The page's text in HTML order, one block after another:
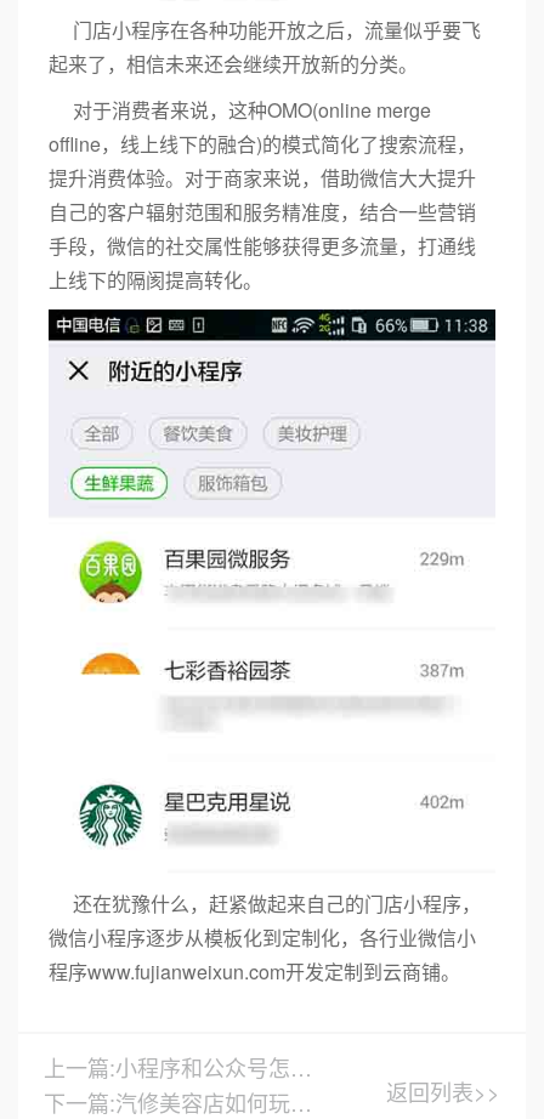
门店小程序在各种功能开放之后，流量似乎要飞
起来了，相信未来还会继续开放新的分类。
对于消费者来说，这种OMO(online merge
offline，线上线下的融合)的模式简化了搜索流程，
提升消费体验。对于商家来说，借助微信大大提升
自己的客户辐射范围和服务精准度，结合一些营销
手段，微信的社交属性能够获得更多流量，打通线
上线下的隔阂提高转化。
还在犹豫什么，赶紧做起来自己的门店小程序，
微信小程序逐步从模板化到定制化，各行业微信小
程序www.fujianweixun.com开发定制到云商铺。
上一篇:小程序和公众号怎么关联
下一篇:汽修美容店如何玩转小程序
返回列表>>